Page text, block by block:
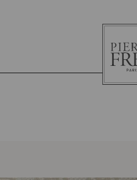
Pierre
Frey